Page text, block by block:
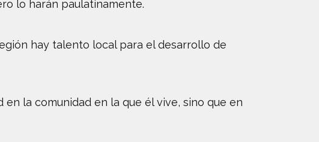
lo harán paulatinamente.
hay talento local para el desarrollo de
la comunidad en la que él vive, sino que en